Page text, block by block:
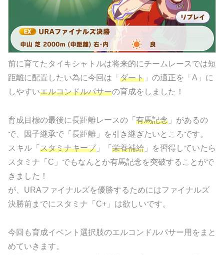
前に育てたタイキシャトルは将来的にチームレースでは短
距離に配置したい為に今回は「 ダート 」の適正を「A」に
しやすいエルコンドルパサーの育成をしました！
育成目標の最後に長距離レースの「 有馬記念 」があるの
で、因子継承で「長距離」を引き継ぎたいところです。
スキル「 スタミナキープ」「 栄養補給 」を習得していたら
スタミナ「C」でもなんとか有馬記念を突破することがで
きました！
が、URAファイナルズを優勝するためにはファイナルズ
決勝前までにスタミナ「C+」は欲しいです。
今回も育成イベント選択肢のエルコンドルパサー用をまと
めていきます。